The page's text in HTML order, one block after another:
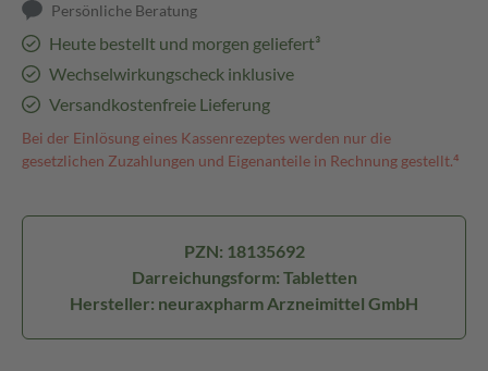
Persönliche Beratung
Heute bestellt und morgen geliefert³
Wechselwirkungscheck inklusive
Versandkostenfreie Lieferung
Bei der Einlösung eines Kassenrezeptes werden nur die
gesetzlichen Zuzahlungen und Eigenanteile in Rechnung gestellt.⁴
PZN: 18135692
Darreichungsform: Tabletten
Hersteller: neuraxpharm Arzneimittel GmbH